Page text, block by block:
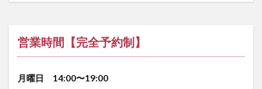
営業時間【完全予約制】
月曜日 14:00〜19:00